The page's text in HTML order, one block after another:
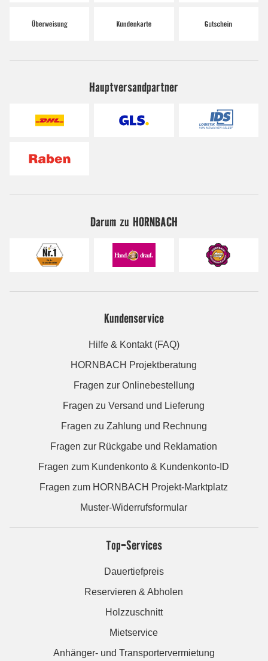
Hauptversandpartner
Darum zu HORNBACH
Kundenservice
Hilfe & Kontakt (FAQ)
HORNBACH Projektberatung
Fragen zur Onlinebestellung
Fragen zu Versand und Lieferung
Fragen zu Zahlung und Rechnung
Fragen zur Rückgabe und Reklamation
Fragen zum Kundenkonto & Kundenkonto-ID
Fragen zum HORNBACH Projekt-Marktplatz
Muster-Widerrufsformular
Top-Services
Dauertiefpreis
Reservieren & Abholen
Holzzuschnitt
Mietservice
Anhänger- und Transportervermietung